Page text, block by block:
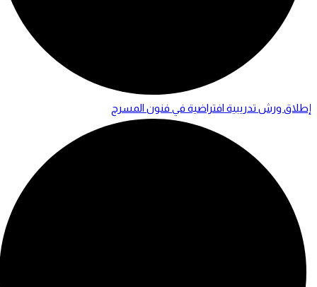
إطلاق ورش تدريبية افتراضية في فنون المسرح